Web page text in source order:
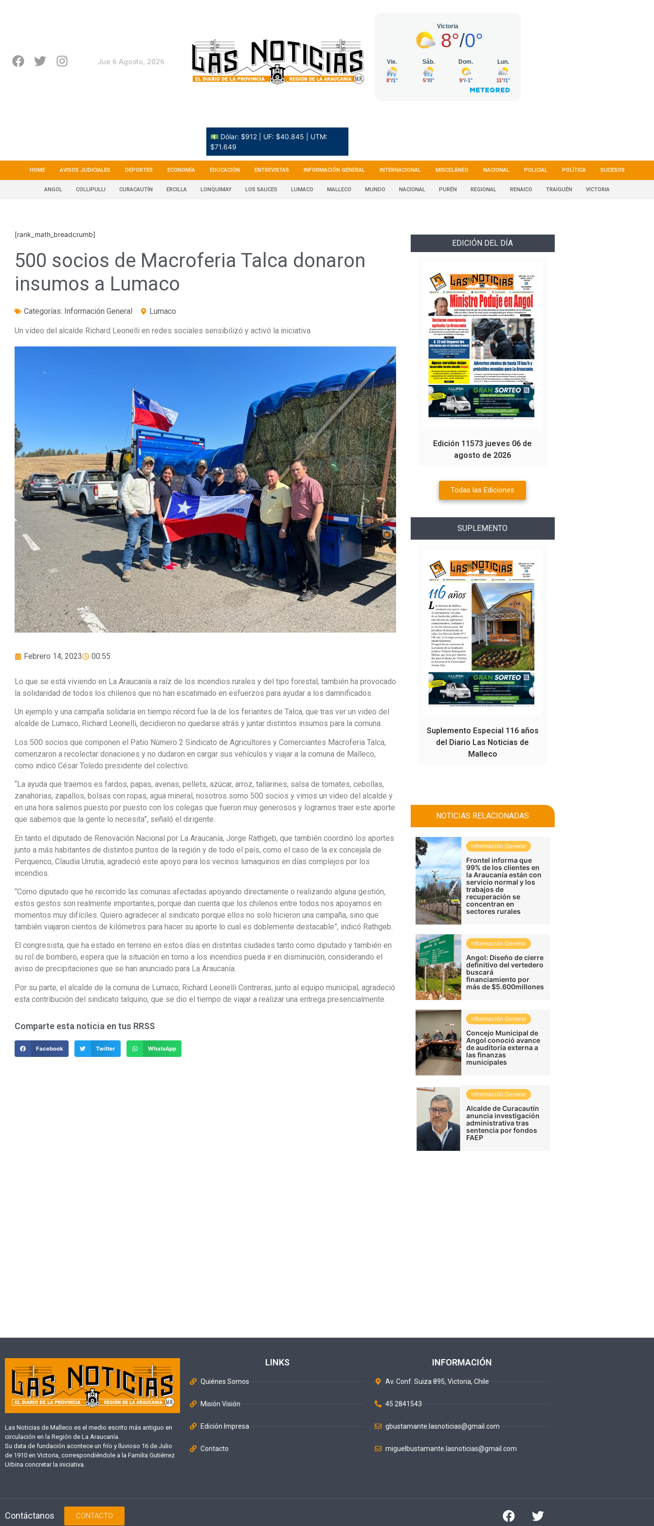
Jue 6 Agosto, 2026
💵 Dólar: $912 | UF: $40.845 | UTM:
$71.649
HOME AVISOS JUDICIALES DEPORTES ECONOMÍA EDUCACIÓN ENTREVISTAS INFORMACIÓN GENERAL INTERNACIONAL MISCELÁNEO NACIONAL POLICIAL POLÍTICA SUCESOS
ANGOL COLLIPULLI CURACAUTÍN ERCILLA LONQUIMAY LOS SAUCES LUMACO MALLECO MUNDO NACIONAL PURÉN REGIONAL RENAICO TRAIGUÉN VICTORIA
[rank_math_breadcrumb]
500 socios de Macroferia Talca donaron
insumos a Lumaco
Categorías: Información General Lumaco
Un vídeo del alcalde Richard Leonelli en redes sociales sensibilizó y activó la iniciativa
Febrero 14, 2023 00:55
Lo que se está viviendo en La Araucanía a raíz de los incendios rurales y del tipo forestal, también ha provocado
la solidaridad de todos los chilenos que no han escatimado en esfuerzos para ayudar a los damnificados.
Un ejemplo y una campaña solidaria en tiempo récord fue la de los feriantes de Talca, que tras ver un video del
alcalde de Lumaco, Richard Leonelli, decidieron no quedarse atrás y juntar distintos insumos para la comuna.
Los 500 socios que componen el Patio Número 2 Sindicato de Agricultores y Comerciantes Macroferia Talca,
comenzaron a recolectar donaciones y no dudaron en cargar sus vehículos y viajar a la comuna de Malleco,
como indicó César Toledo presidente del colectivo.
“La ayuda que traemos es fardos, papas, avenas, pellets, azúcar, arroz, tallarines, salsa de tomates, cebollas,
zanahorias, zapallos, bolsas con ropas, agua mineral, nosotros somo 500 socios y vimos un video del alcalde y
en una hora salimos puesto por puesto con los colegas que fueron muy generosos y logramos traer este aporte
que sabemos que la gente lo necesita”, señaló el dirigente.
En tanto el diputado de Renovación Nacional por La Araucanía, Jorge Rathgeb, que también coordinó los aportes
junto a más habitantes de distintos puntos de la región y de todo el país, como el caso de la ex concejala de
Perquenco, Claudia Urrutia, agradeció este apoyo para los vecinos lumaquinos en días complejos por los
incendios.
“Como diputado que he recorrido las comunas afectadas apoyando directamente o realizando alguna gestión,
estos gestos son realmente importantes, porque dan cuenta que los chilenos entre todos nos apoyamos en
momentos muy difíciles. Quiero agradecer al sindicato porque ellos no solo hicieron una campaña, sino que
también viajaron cientos de kilómetros para hacer su aporte lo cual es doblemente destacable”, indicó Rathgeb.
El congresista, que ha estado en terreno en estos días en distintas ciudades tanto como diputado y también en
su rol de bombero, espera que la situación en torno a los incendios pueda ir en disminución, considerando el
aviso de precipitaciones que se han anunciado para La Araucanía.
Por su parte, el alcalde de la comuna de Lumaco, Richard Leonelli Contreras, junto al equipo municipal, agradeció
esta contribución del sindicato talquino, que se dio el tiempo de viajar a realizar una entrega presencialmente.
Comparte esta noticia en tus RRSS
Facebook Twitter WhatsApp
EDICIÓN DEL DÍA
Edición 11573 jueves 06 de
agosto de 2026
Todas las Ediciones
SUPLEMENTO
Suplemento Especial 116 años
del Diario Las Noticias de
Malleco
NOTICIAS RELACIONADAS
Información General
Frontel informa que
99% de los clientes en
la Araucanía están con
servicio normal y los
trabajos de
recuperación se
concentran en
sectores rurales
Información General
Angol: Diseño de cierre
definitivo del vertedero
buscará
financiamiento por
más de $5.600millones
Información General
Concejo Municipal de
Angol conoció avance
de auditoría externa a
las finanzas
municipales
Información General
Alcalde de Curacautín
anuncia investigación
administrativa tras
sentencia por fondos
FAEP
Las Noticias de Malleco es el medio escrito más antiguo en
circulación en la Región de La Araucanía.
Su data de fundación acontece un frío y lluvioso 16 de Julio
de 1910 en Victoria, correspondiéndole a la Familia Gutiérrez
Urbina concretar la iniciativa.
LINKS
Quiénes Somos
Misión Visión
Edición Impresa
Contacto
INFORMACIÓN
Av. Conf. Suiza 895, Victoria, Chile
45 2841543
gbustamante.lasnoticias@gmail.com
miguelbustamante.lasnoticias@gmail.com
Contáctanos CONTACTO